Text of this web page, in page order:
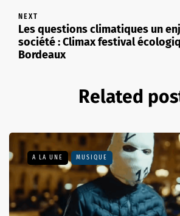
NEXT
Les questions climatiques un
société : Climax festival
Bordeaux
Related
A LA UNE MUSIQUE